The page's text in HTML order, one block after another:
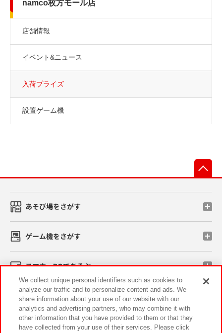
namco枚方モール店
店舗情報
イベント&ニュース
入荷プライズ
設置ゲーム機
あそび場をさがす
ゲーム機をさがす
スマホ・PCであそぶ
イベント・キャンペーン
We collect unique personal identifiers such as cookies to
analyze our traffic and to personalize content and ads. We
share information about your use of our website with our
analytics and advertising partners, who may combine it with
other information that you have provided to them or that they
have collected from your use of their services. Please click